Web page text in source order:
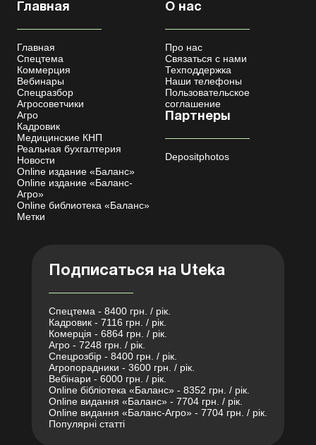
Главная
Главная
Спецтема
Коммерция
Вебинары
Спецразбор
Агросоветчики
Агро
Кадровик
Медицинские КНП
Реальная бухгалтерия
Новости
Online издание «Баланс»
Online издание «Баланс-
Агро»
Online библиотека «Баланс»
Метки
О нас
Про нас
Связаться с нами
Техподдержка
Наши телефоны
Пользовательское
соглашение
Партнеры
Depositphotos
Подписаться на Uteka
Спецтема - 8400 грн. / рік.
Кадровик - 7116 грн. / рік.
Комерція - 6864 грн. / рік.
Агро - 7248 грн. / рік.
Спецрозбір - 8400 грн. / рік.
Агропорадники - 3600 грн. / рік.
Вебінари - 6000 грн. / рік.
Online бібліотека «Баланс» - 8352 грн. / рік.
Online видання «Баланс» - 7704 грн. / рік.
Online видання «Баланс-Агро» - 7704 грн. / рік.
Популярні статті